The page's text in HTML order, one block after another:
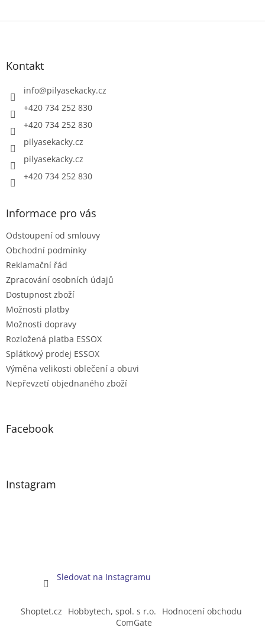
Z
Kontakt
info@pilyasekacky.cz
+420 734 252 830
+420 734 252 830
pilyasekacky.cz
pilyasekacky.cz
+420 734 252 830
Informace pro vás
Odstoupení od smlouvy
Obchodní podmínky
Reklamační řád
Zpracování osobních údajů
Dostupnost zboží
Možnosti platby
Možnosti dopravy
Rozložená platba ESSOX
Splátkový prodej ESSOX
Výměna velikosti oblečení a obuvi
Nepřevzetí objednaného zboží
Facebook
Instagram
Sledovat na Instagramu
Shoptet.cz Hobbytech, spol. s r.o.
Hodnocení obchodu
ComGate